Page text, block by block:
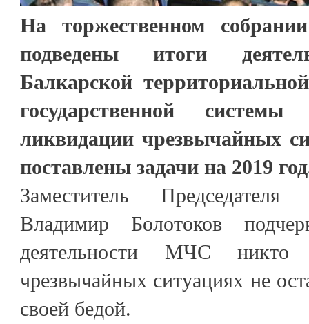
На торжественном
подведены итоги
Балкарской
государственной
ликвидации чрезвычайных
поставлены задачи на 2019
Заместитель
Владимир Болотоков
деятельности МЧС
чрезвычайных ситуациях не
своей бедой.